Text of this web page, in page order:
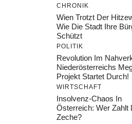
CHRONIK
Wien Trotzt Der
Wie Die Stadt Ihre
Schützt
POLITIK
Revolution Im
Niederösterreichs
Projekt Startet Durch!
WIRTSCHAFT
Insolvenz-Chaos In
Österreich: Wer Zahlt
Zeche?